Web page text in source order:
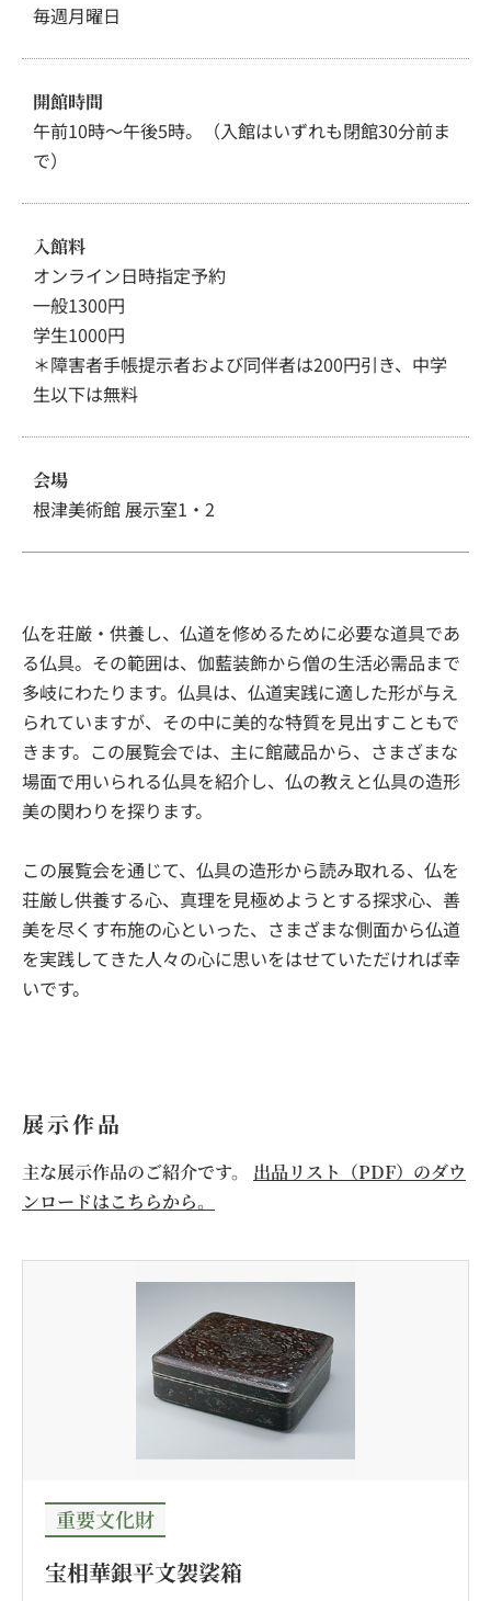
毎週月曜日
開館時間
午前10時～午後5時。（入館はいずれも閉館30分前ま
で）
入館料
オンライン日時指定予約
一般1300円
学生1000円
＊障害者手帳提示者および同伴者は200円引き、中学
生以下は無料
会場
根津美術館 展示室1・2
仏を荘厳・供養し、仏道を修めるために必要な道具であ
る仏具。その範囲は、伽藍装飾から僧の生活必需品まで
多岐にわたります。仏具は、仏道実践に適した形が与え
られていますが、その中に美的な特質を見出すこともで
きます。この展覧会では、主に館蔵品から、さまざまな
場面で用いられる仏具を紹介し、仏の教えと仏具の造形
美の関わりを探ります。
この展覧会を通じて、仏具の造形から読み取れる、仏を
荘厳し供養する心、真理を見極めようとする探求心、善
美を尽くす布施の心といった、さまざまな側面から仏道
を実践してきた人々の心に思いをはせていただければ幸
いです。
展示作品
主な展示作品のご紹介です。 出品リスト（PDF）のダウ
ンロードはこちらから。
重要文化財
宝相華銀平文袈裟箱